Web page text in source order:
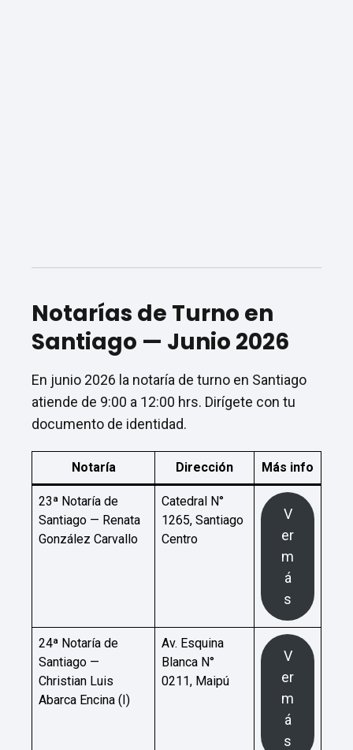
Notarías de Turno en
Santiago — Junio 2026
En junio 2026 la notaría de turno en Santiago
atiende de 9:00 a 12:00 hrs. Dirígete con tu
documento de identidad.
Notaría Dirección Más info
23ª Notaría de
Santiago — Renata
González Carvallo
Catedral N°
1265, Santiago
Centro
V
er
m
á
s
24ª Notaría de
Santiago —
Christian Luis
Abarca Encina (I)
Av. Esquina
Blanca N°
0211, Maipú
V
er
m
á
s